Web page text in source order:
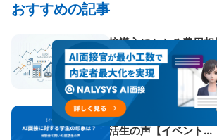
おすすめの記事
AI面接導入にかかる費用
説！コスト削減方法も紹...
AI面接に対する学生の印
た就活生の声【イベント...